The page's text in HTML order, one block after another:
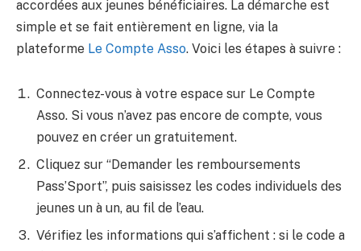
accordées aux jeunes bénéficiaires. La démarche est
simple et se fait entièrement en ligne, via la
plateforme Le Compte Asso. Voici les étapes à suivre :
Connectez-vous à votre espace sur Le Compte
Asso. Si vous n’avez pas encore de compte, vous
pouvez en créer un gratuitement.
Cliquez sur “Demander les remboursements
Pass’Sport”, puis saisissez les codes individuels des
jeunes un à un, au fil de l’eau.
Vérifiez les informations qui s’affichent : si le code a